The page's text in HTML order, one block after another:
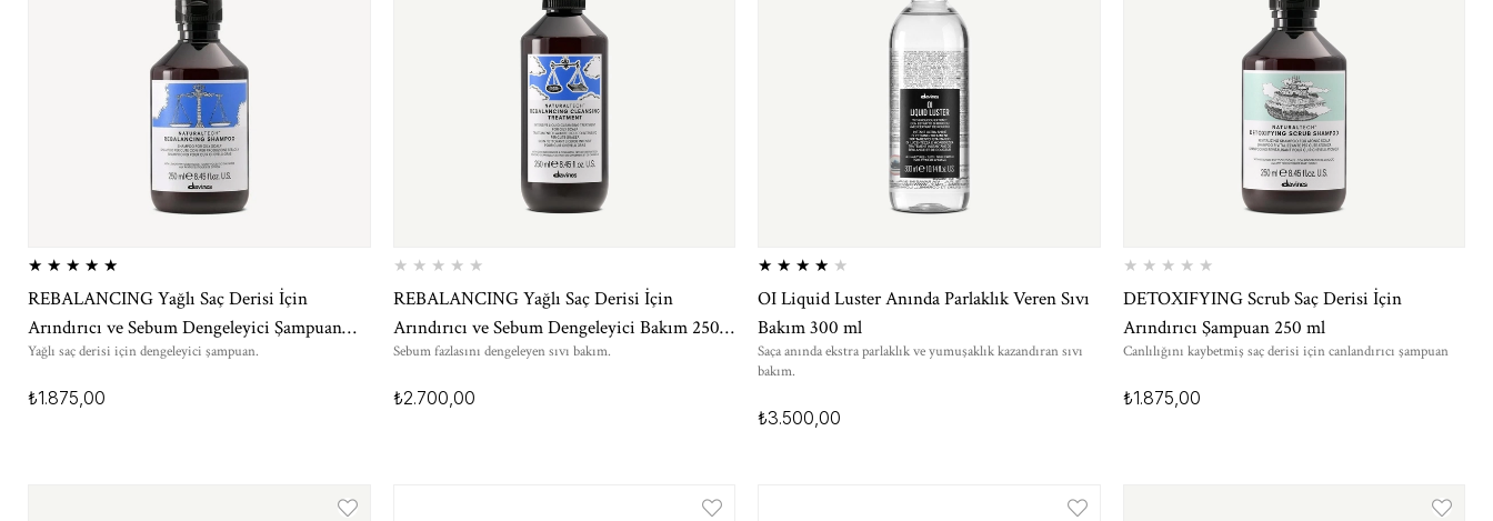
★ ★ ★ ★ ★
REBALANCING Yağlı Saç Derisi İçin
Arındırıcı ve Sebum Dengeleyici Şampuan
250 ml
Yağlı saç derisi için dengeleyici şampuan.
₺1.875,00
★ ★ ★ ★ ★
REBALANCING Yağlı Saç Derisi İçin
Arındırıcı ve Sebum Dengeleyici Bakım 250
ml
Sebum fazlasını dengeleyen sıvı bakım.
₺2.700,00
★ ★ ★ ★ ★
OI Liquid Luster Anında Parlaklık Veren Sıvı
Bakım 300 ml
Saça anında ekstra parlaklık ve yumuşaklık kazandıran sıvı
bakım.
₺3.500,00
★ ★ ★ ★ ★
DETOXIFYING Scrub Saç Derisi İçin
Arındırıcı Şampuan 250 ml
Canlılığını kaybetmiş saç derisi için canlandırıcı şampuan
₺1.875,00